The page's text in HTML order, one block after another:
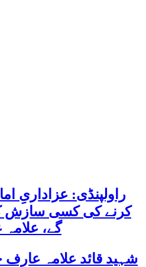
راولپنڈی: عزاداریِ
کرنے کی کسی سازش
گے،
شہید قائد علامہ